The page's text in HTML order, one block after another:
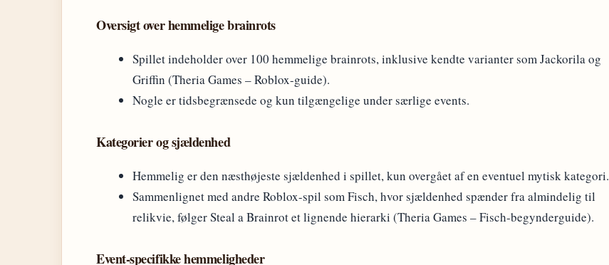
Oversigt over hemmelige brainrots
Spillet indeholder over 100 hemmelige brainrots, inklusive kendte varianter som Jackorila og
Griffin (Theria Games – Roblox-guide).
Nogle er tidsbegrænsede og kun tilgængelige under særlige events.
Kategorier og sjældenhed
Hemmelig er den næsthøjeste sjældenhed i spillet, kun overgået af en eventuel mytisk kategori.
Sammenlignet med andre Roblox-spil som Fisch, hvor sjældenhed spænder fra almindelig til
relikvie, følger Steal a Brainrot et lignende hierarki (Theria Games – Fisch-begynderguide).
Event-specifikke hemmeligheder